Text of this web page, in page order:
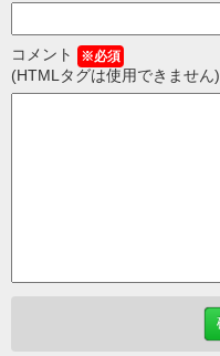
コメント ※必須
(HTMLタグは使用できません)